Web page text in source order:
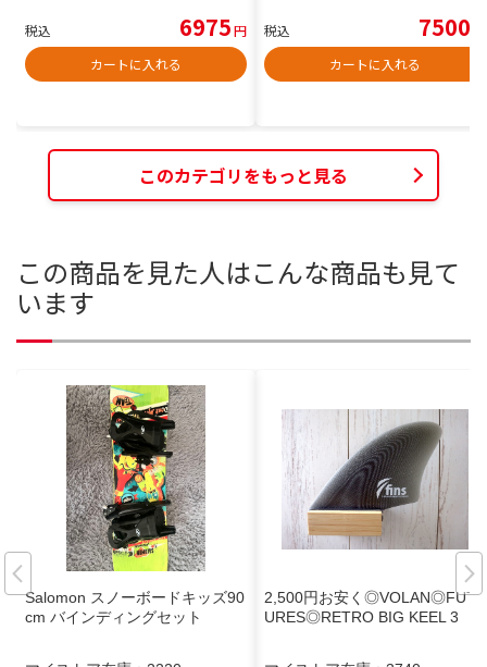
税込 6975円
カートに入れる
税込 7500
カートに入れる
このカテゴリをもっと見る
この商品を見た人はこんな商品も見て
います
Salomon スノーボードキッズ90
cm バインディングセット
2,500円お安く◎VOLAN◎FUT
URES◎RETRO BIG KEEL 3